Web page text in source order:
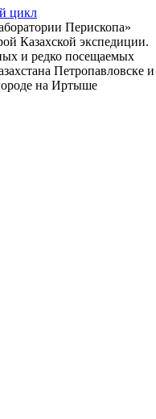
цикл
Перископа»
Казахской экспедиции.
и редко посещаемых
Петропавловске и
на Иртыше